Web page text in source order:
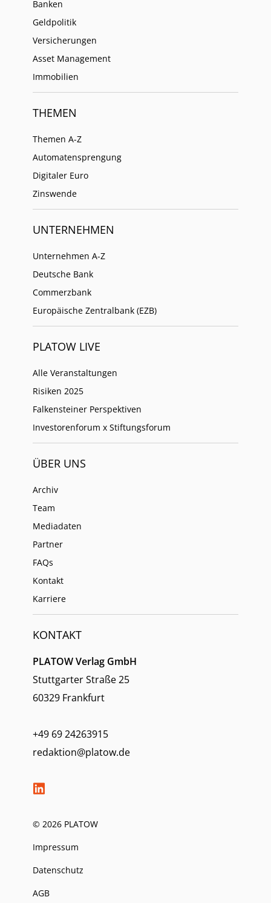
Banken
Geldpolitik
Versicherungen
Asset Management
Immobilien
THEMEN
Themen A-Z
Automatensprengung
Digitaler Euro
Zinswende
UNTERNEHMEN
Unternehmen A-Z
Deutsche Bank
Commerzbank
Europäische Zentralbank (EZB)
PLATOW LIVE
Alle Veranstaltungen
Risiken 2025
Falkensteiner Perspektiven
Investorenforum x Stiftungsforum
ÜBER UNS
Archiv
Team
Mediadaten
Partner
FAQs
Kontakt
Karriere
KONTAKT
PLATOW Verlag GmbH
Stuttgarter Straße 25
60329 Frankfurt
+49 69 24263915
redaktion@platow.de
© 2026 PLATOW
Impressum
Datenschutz
AGB